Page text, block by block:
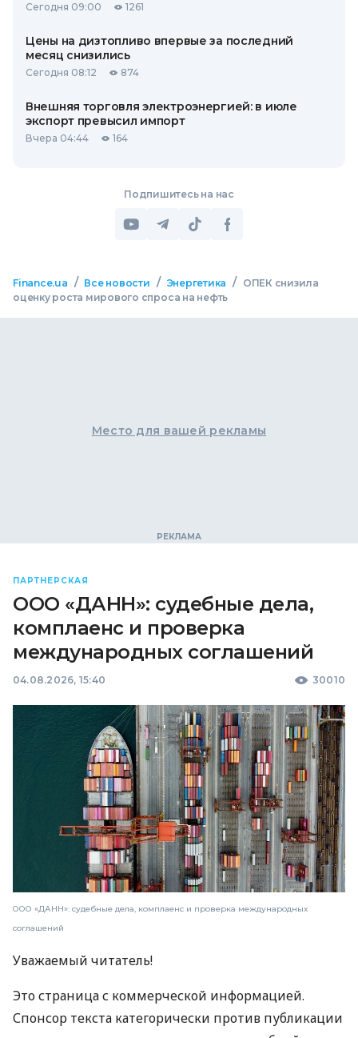
Сегодня 09:00 1261
Цены на дизтопливо впервые за последний
месяц снизились
Сегодня 08:12 874
Внешняя торговля электроэнергией: в июле
экспорт превысил импорт
Вчера 04:44 164
Подпишитесь на нас
Finance.ua / Все новости / Энергетика /
ОПЕК снизила
оценку роста мирового спроса на нефть
Место для вашей рекламы
ПАРТНЕРСКАЯ
ООО «ДАНН»: судебные дела,
комплаенс и проверка
международных соглашений
04.08.2026, 15:40 30010
ООО «ДАНН»: судебные дела, комплаенс и проверка международных
соглашений
Уважаемый читатель!
Это страница с коммерческой информацией.
Спонсор текста категорически против публикации